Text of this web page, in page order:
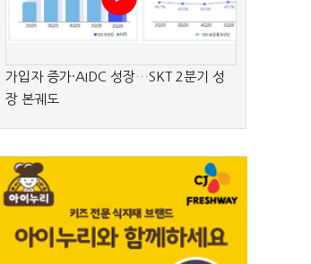
가입자 증가·AIDC 성장…SKT 2분기 성
장 본궤도